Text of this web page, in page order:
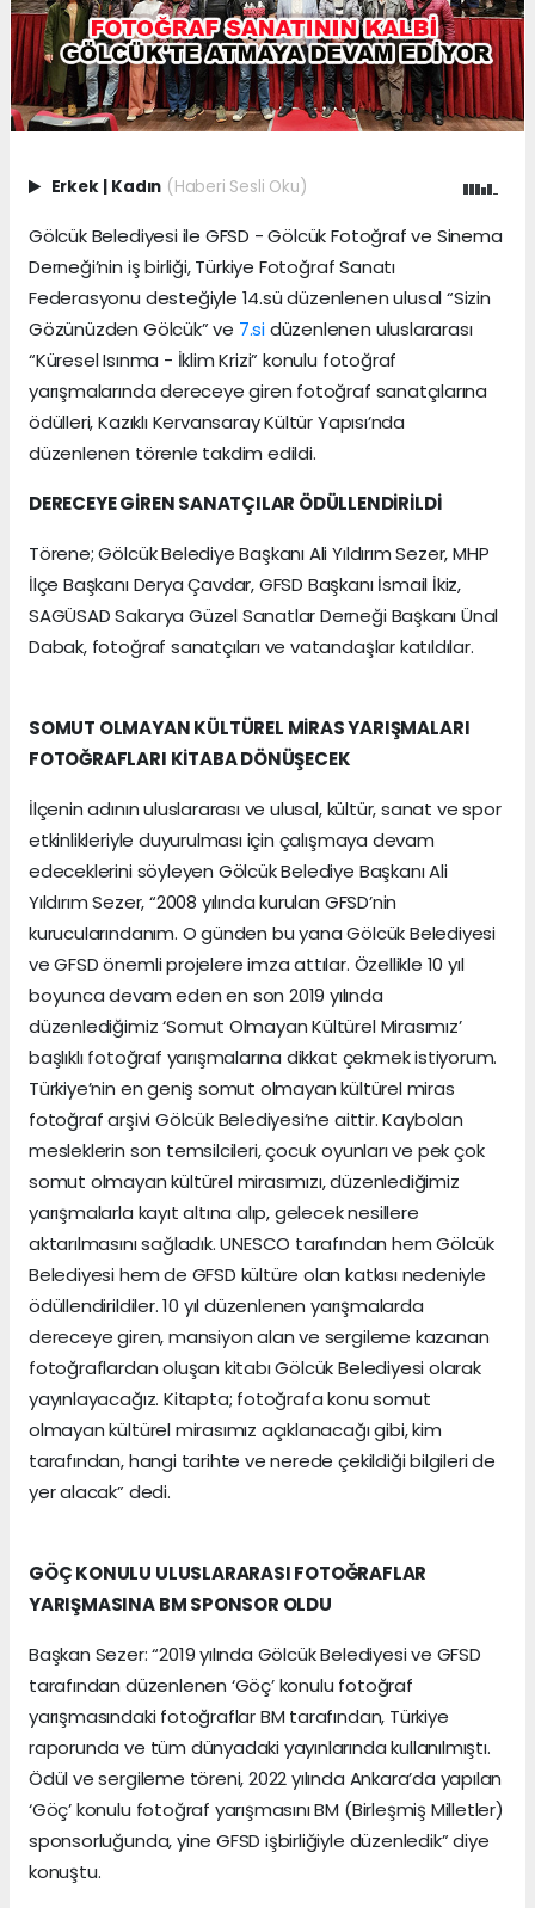
Erkek | Kadın (Haberi Sesli Oku)
Gölcük Belediyesi ile GFSD - Gölcük Fotoğraf ve Sinema
Derneği’nin iş birliği, Türkiye Fotoğraf Sanatı
Federasyonu desteğiyle 14.sü düzenlenen ulusal “Sizin
Gözünüzden Gölcük” ve 7.sidüzenlenen uluslararası
“Küresel Isınma - İklim Krizi” konulu fotoğraf
yarışmalarında dereceye giren fotoğraf sanatçılarına
ödülleri, Kazıklı Kervansaray Kültür Yapısı’nda
düzenlenen törenle takdim edildi.
DERECEYE GİREN SANATÇILAR ÖDÜLLENDİRİLDİ
Törene; Gölcük Belediye Başkanı Ali Yıldırım Sezer, MHP
İlçe Başkanı Derya Çavdar, GFSD Başkanı İsmail İkiz,
SAGÜSAD Sakarya Güzel Sanatlar Derneği Başkanı Ünal
Dabak, fotoğraf sanatçıları ve vatandaşlar katıldılar.
SOMUT OLMAYAN KÜLTÜREL MİRAS YARIŞMALARI
FOTOĞRAFLARI KİTABA DÖNÜŞECEK
İlçenin adının uluslararası ve ulusal, kültür, sanat ve spor
etkinlikleriyle duyurulması için çalışmaya devam
edeceklerini söyleyen Gölcük Belediye Başkanı Ali
Yıldırım Sezer, “2008 yılında kurulan GFSD’nin
kurucularındanım. O günden bu yana Gölcük Belediyesi
ve GFSD önemli projelere imza attılar. Özellikle 10 yıl
boyunca devam eden en son 2019 yılında
düzenlediğimiz ‘Somut Olmayan Kültürel Mirasımız’
başlıklı fotoğraf yarışmalarına dikkat çekmek istiyorum.
Türkiye’nin en geniş somut olmayan kültürel miras
fotoğraf arşivi Gölcük Belediyesi’ne aittir. Kaybolan
mesleklerin son temsilcileri, çocuk oyunları ve pek çok
somut olmayan kültürel mirasımızı, düzenlediğimiz
yarışmalarla kayıt altına alıp, gelecek nesillere
aktarılmasını sağladık. UNESCO tarafından hem Gölcük
Belediyesi hem de GFSD kültüre olan katkısı nedeniyle
ödüllendirildiler. 10 yıl düzenlenen yarışmalarda
dereceye giren, mansiyon alan ve sergileme kazanan
fotoğraflardan oluşan kitabı Gölcük Belediyesi olarak
yayınlayacağız. Kitapta; fotoğrafa konu somut
olmayan kültürel mirasımız açıklanacağı gibi, kim
tarafından, hangi tarihte ve nerede çekildiği bilgileri de
yer alacak” dedi.
GÖÇ KONULU ULUSLARARASI FOTOĞRAFLAR
YARIŞMASINA BM SPONSOR OLDU
Başkan Sezer: “2019 yılında Gölcük Belediyesi ve GFSD
tarafından düzenlenen ‘Göç’ konulu fotoğraf
yarışmasındaki fotoğraflar BM tarafından, Türkiye
raporunda ve tüm dünyadaki yayınlarında kullanılmıştı.
Ödül ve sergileme töreni, 2022 yılında Ankara’da yapılan
‘Göç’ konulu fotoğraf yarışmasını BM (Birleşmiş Milletler)
sponsorluğunda, yine GFSD işbirliğiyle düzenledik” diye
konuştu.